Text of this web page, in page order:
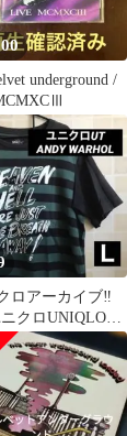
underground /
ロアーカイブ‼️
クロUNIQLOレ
ディウォーホル
シャツ